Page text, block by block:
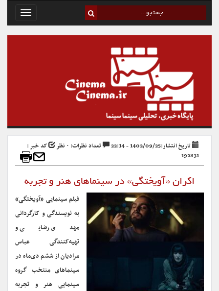
Toggle
تاریخ انتشار:1402/09/25 - 22:14 تعداد نظرات: ۰ نظر
کد خبر :
192831
اکران «آویختگی» در سینماهای هنر و تجربه
فیلم سینمایی «آویختگی»
به نویسندگی و کارگردانی
مهدی رضایی و
تهیه‌کنندگی عباس
مرادیان از ششم دی‌ماه در
سینماهای منتخب گروه
سینمایی هنر و تجربه